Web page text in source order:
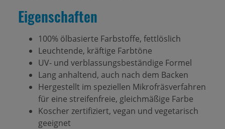
Eigenschaften
100% ölbasierte Farbstoffe, fettlöslich
Leuchtende, kräftige Farbtöne
UV- und verblassungsbeständige Formel
Lang anhaltend, auch nach dem Backen
Hergestellt im speziellen Mikrofräsverfahren
für eine streifenfreie, gleichmäßige Farbe
Koscher zertifiziert, vegan und vegetarisch
geeignet